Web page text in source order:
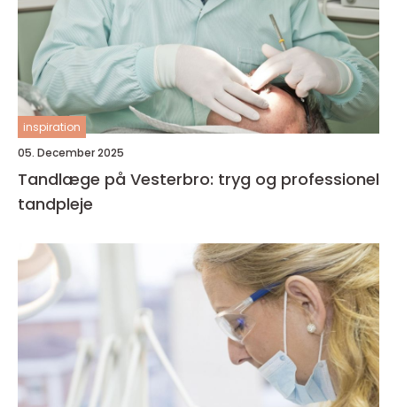
inspiration
05. December 2025
Tandlæge på Vesterbro: tryg og professionel
tandpleje